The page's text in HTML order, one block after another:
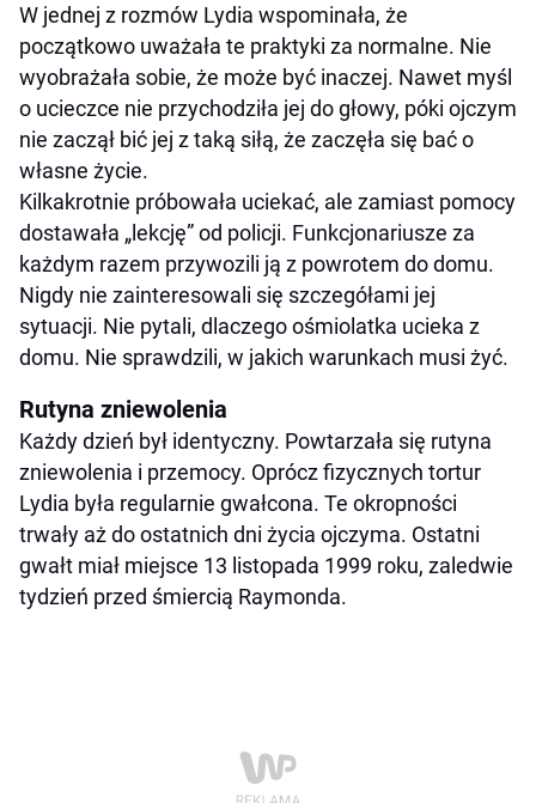
W jednej z rozmów Lydia wspominała, że
początkowo uważała te praktyki za normalne. Nie
wyobrażała sobie, że może być inaczej. Nawet myśl
o ucieczce nie przychodziła jej do głowy, póki ojczym
nie zaczął bić jej z taką siłą, że zaczęła się bać o
własne życie.
Kilkakrotnie próbowała uciekać, ale zamiast pomocy
dostawała „lekcję” od policji. Funkcjonariusze za
każdym razem przywozili ją z powrotem do domu.
Nigdy nie zainteresowali się szczegółami jej
sytuacji. Nie pytali, dlaczego ośmiolatka ucieka z
domu. Nie sprawdzili, w jakich warunkach musi żyć.
Rutyna zniewolenia
Każdy dzień był identyczny. Powtarzała się rutyna
zniewolenia i przemocy. Oprócz fizycznych tortur
Lydia była regularnie gwałcona. Te okropności
trwały aż do ostatnich dni życia ojczyma. Ostatni
gwałt miał miejsce 13 listopada 1999 roku, zaledwie
tydzień przed śmiercią Raymonda.